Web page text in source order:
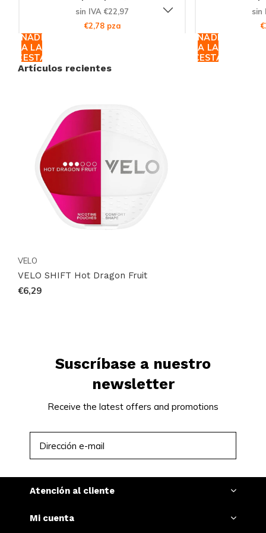
sin IVA €22,97
€2,78 pza
AÑADIR
A LA
CESTA
sin
AÑADIR
A LA
CESTA
Artículos recientes
VELO
VELO SHIFT Hot Dragon Fruit
€6,29
Suscríbase a nuestro
newsletter
Receive the latest offers and promotions
Atención al cliente
Mi cuenta